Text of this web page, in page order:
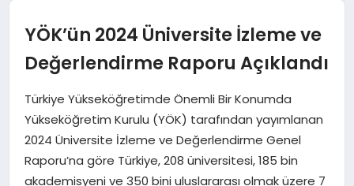
DÜNYA
MAGAZIN
EĞITIM
YÖK’ün 2024 Üniversite İzleme ve
Değerlendirme Raporu Açıklandı
Türkiye Yükseköğretimde Önemli Bir Konumda
Yükseköğretim Kurulu (YÖK) tarafından yayımlanan
2024 Üniversite İzleme ve Değerlendirme Genel
Raporu’na göre Türkiye, 208 üniversitesi, 185 bin
akademisyeni ve 350 bini uluslararası olmak üzere 7